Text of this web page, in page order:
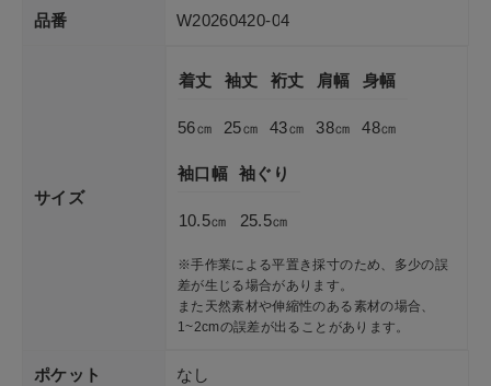
品番 W20260420-04
サイズ
着丈
56㎝
袖丈
25㎝
裄丈
43㎝
肩幅
38㎝
身幅
48㎝
袖口幅
10.5㎝
袖ぐり
25.5㎝
※手作業による平置き採寸のため、多少の誤
差が生じる場合があります。
また天然素材や伸縮性のある素材の場合、
1~2cmの誤差が出ることがあります。
ポケット なし